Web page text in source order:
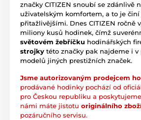
značky CITIZEN snoubí se zdánlivě
uživatelským komfortem, a to je činí
přitažlivějšími. Dnes CITIZEN ročně
miliony kusů hodinek, čímž
světovém žebříčku hodinářských
strojky této značky pak najdeme i v
modelů jiných prestižních značek.
Jsme autorizovaným prodejcem
prodávané hodinky pochází od
pro Českou republiku a
námi máte jistotu originálního
pozáručního servisu.